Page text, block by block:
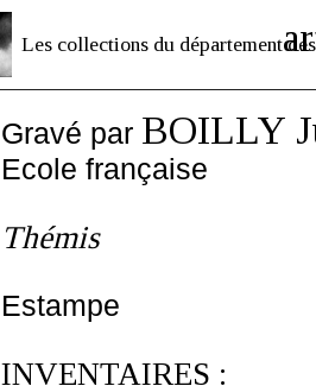
Les collections du département des
Gravé par BOILLY
Ecole française
Thémis
Estampe
INVENTAIRES :